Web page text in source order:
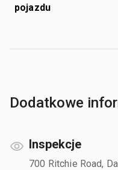
pojazdu
Dodatkowe
Inspekcje
700 Ritchie Road,